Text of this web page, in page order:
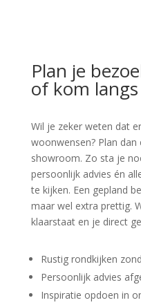
Plan je
of kom langs
Wil je zeker weten dat
woonwensen? Plan
showroom. Zo sta je
persoonlijk advies én
te kijken. Een gepland
maar wel extra prettig.
klaarstaat en je direct
Rustig rondkijken
Persoonlijk advies
Inspiratie opdoen in